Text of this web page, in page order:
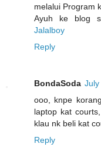
melalui Program
Ayuh ke blog
Jalalboy
Reply
BondaSoda July
ooo, knpe
laptop kat
klau nk beli kat
Reply